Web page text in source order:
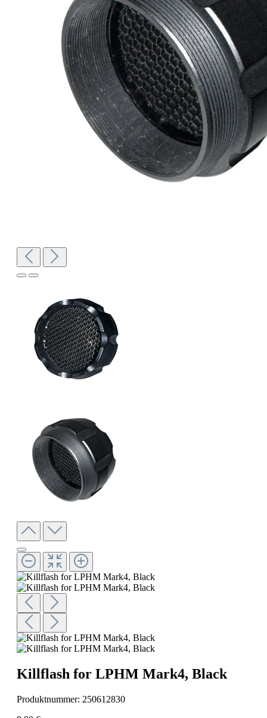
Killflash for LPHM Mark4, Black
Produktnummer: 250612830